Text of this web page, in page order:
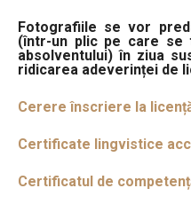
Fotografiile se vor
(într-un plic pe care se
absolventului) în ziua
ridicarea adeverinței de
Cerere înscriere la
Certificate lingvistice
Certificatul de